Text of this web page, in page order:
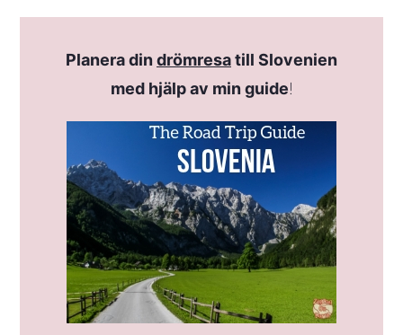
Planera dindrömresatill Slovenien
med hjälp av min guide!